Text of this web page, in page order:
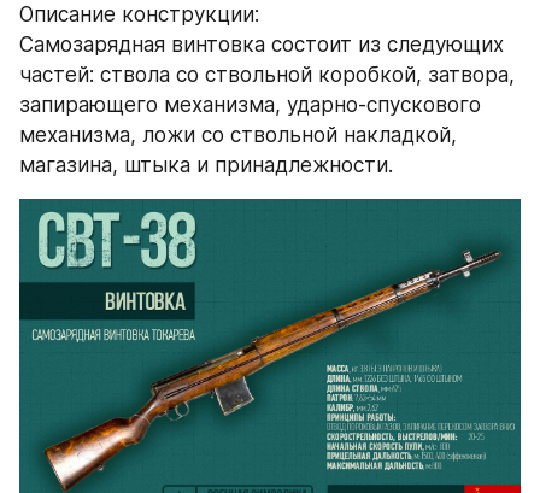
Описание конструкции:
Самозарядная винтовка состоит из следующих
частей: ствола со ствольной коробкой, затвора,
запирающего механизма, ударно-спускового
механизма, ложи со ствольной накладкой,
магазина, штыка и принадлежности.